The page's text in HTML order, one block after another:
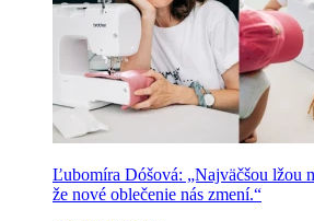
Ľubomíra Dóšová: „Najväčšou lžou
že nové oblečenie nás zmení.“